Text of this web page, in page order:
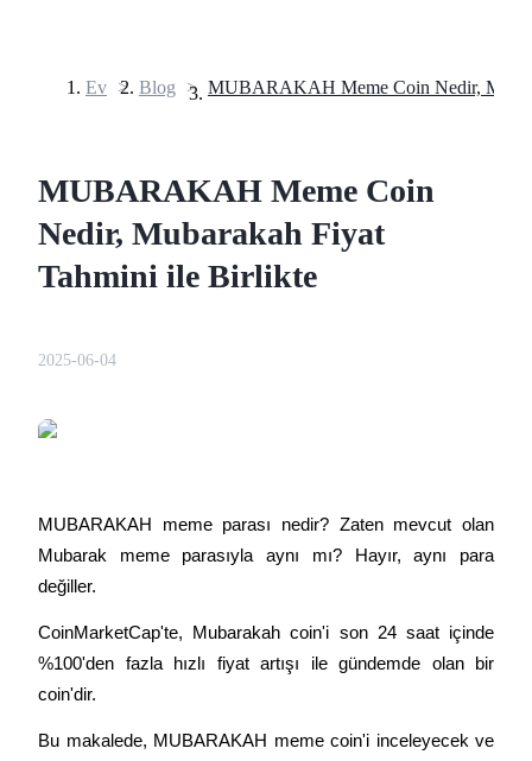
USDT Vadeli İşlemleri
COIN-M Vadeli İşlemleri
Ev > Blog >
MUBARAKAH Meme Coin
Nedir, Mubarakah Fiyat
Tahmini ile Birlikte
2025-06-04
MUBARAKAH meme parası nedir? Zaten mevcut olan
Mubarak meme parasıyla aynı mı? Hayır, aynı para
değiller.
CoinMarketCap'te, Mubarakah coin'i son 24 saat içinde
%100'den fazla hızlı fiyat artışı ile gündemde olan bir
coin'dir.
Bu makalede, MUBARAKAH meme coin'i inceleyecek ve